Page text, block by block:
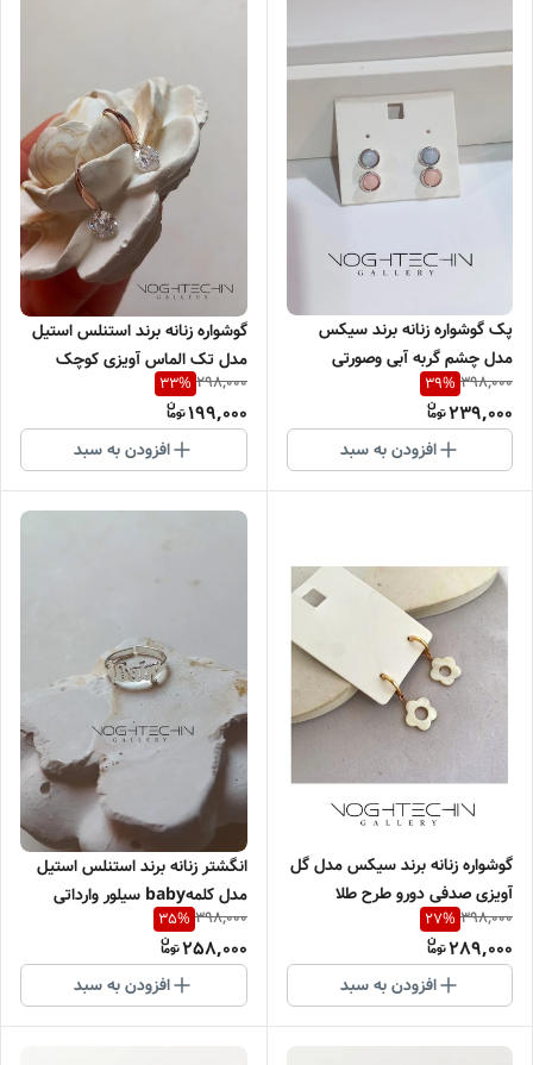
پک گوشواره زنانه برند سیکس
مدل چشم گربه آبی وصورتی
وارداتی
398,000
39%
239,000
افزودن به سبد
گوشواره زنانه برند استنلس استیل
مدل تک الماس آویزی کوچک
وارداتی
298,000
33%
199,000
افزودن به سبد
گوشواره زنانه برند سیکس مدل گل
آویزی صدفی دورو طرح طلا
وارداتی
398,000
27%
289,000
افزودن به سبد
انگشتر زنانه برند استنلس استیل
مدل کلمهbaby سیلور وارداتی
398,000
35%
258,000
افزودن به سبد